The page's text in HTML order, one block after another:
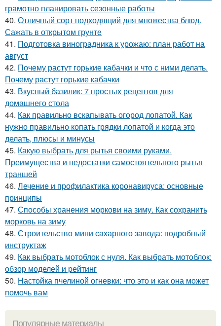
грамотно планировать сезонные работы
40. Отличный сорт подходящий для множества блюд.
Сажать в открытом грунте
41. Подготовка виноградника к урожаю: план работ на
август
42. Почему растут горькие кабачки и что с ними делать.
Почему растут горькие кабачки
43. Вкусный базилик: 7 простых рецептов для
домашнего стола
44. Как правильно вскапывать огород лопатой. Как
нужно правильно копать грядки лопатой и когда это
делать, плюсы и минусы
45. Какую выбрать для рытья своими руками.
Преимущества и недостатки самостоятельного рытья
траншей
46. Лечение и профилактика коронавируса: основные
принципы
47. Способы хранения моркови на зиму. Как сохранить
морковь на зиму
48. Строительство мини сахарного завода: подробный
инструктаж
49. Как выбрать мотоблок с нуля. Как выбрать мотоблок:
обзор моделей и рейтинг
50. Настойка пчелиной огневки: что это и как она может
помочь вам
Популярные материалы